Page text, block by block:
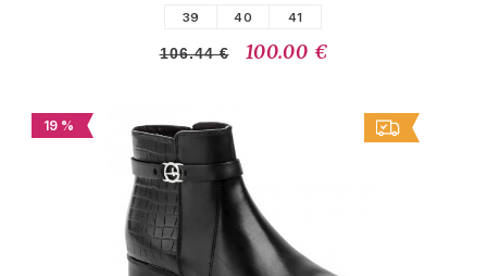
39 40 41
106.44 € 100.00 €
19 %